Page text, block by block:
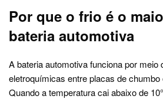
Por que o frio é o
bateria automotiva
A bateria automotiva funciona por meio
eletroquímicas entre placas de
Quando a temperatura cai abaixo de